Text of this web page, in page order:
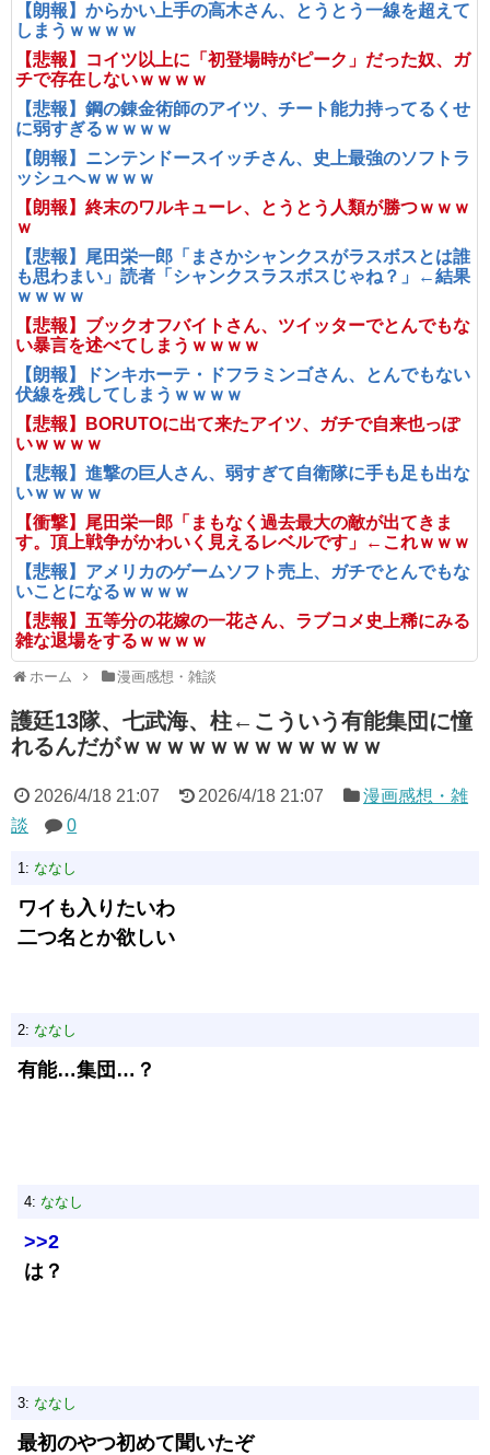
【朗報】からかい上手の高木さん、とうとう一線を超えて
しまうｗｗｗｗ
【悲報】コイツ以上に「初登場時がピーク」だった奴、ガ
チで存在しないｗｗｗｗ
【悲報】鋼の錬金術師のアイツ、チート能力持ってるくせ
に弱すぎるｗｗｗｗ
【朗報】ニンテンドースイッチさん、史上最強のソフトラ
ッシュへｗｗｗｗ
【朗報】終末のワルキューレ、とうとう人類が勝つｗｗｗ
ｗ
【悲報】尾田栄一郎「まさかシャンクスがラスボスとは誰
も思わまい」読者「シャンクスラスボスじゃね？」←結果
ｗｗｗｗ
【悲報】ブックオフバイトさん、ツイッターでとんでもな
い暴言を述べてしまうｗｗｗｗ
【朗報】ドンキホーテ・ドフラミンゴさん、とんでもない
伏線を残してしまうｗｗｗｗ
【悲報】BORUTOに出て来たアイツ、ガチで自来也っぽ
いｗｗｗｗ
【悲報】進撃の巨人さん、弱すぎて自衛隊に手も足も出な
いｗｗｗｗ
【衝撃】尾田栄一郎「まもなく過去最大の敵が出てきま
す。頂上戦争がかわいく見えるレベルです」←これｗｗｗ
【悲報】アメリカのゲームソフト売上、ガチでとんでもな
いことになるｗｗｗｗ
【悲報】五等分の花嫁の一花さん、ラブコメ史上稀にみる
雑な退場をするｗｗｗｗ
ホーム 漫画感想・雑談
護廷13隊、七武海、柱←こういう有能集団に憧
れるんだがｗｗｗｗｗｗｗｗｗｗｗｗ
2026/4/18 21:07 2026/4/18 21:07
漫画感想・雑
談
0
1: ななし
ワイも入りたいわ
二つ名とか欲しい
2: ななし
有能…集団…？
4: ななし
>>2
は？
3: ななし
最初のやつ初めて聞いたぞ